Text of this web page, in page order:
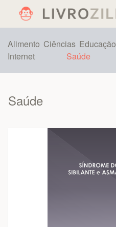
Alimento Ciências Educação
Internet
Saúde
Saúde